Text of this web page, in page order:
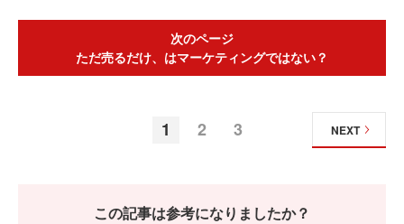
次のページ
ただ売るだけ、はマーケティングではない？
1 2 3 NEXT
この記事は参考になりましたか？